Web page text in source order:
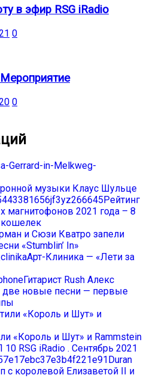
в эфир RSG iRadio
0
0
музыки Клаус Шульце
Рейтинг
магнитофонов 2021 года – 8
и Сюзи Кватро запели
«Stumblin’ In»
Арт-Клиника — «Лети за
Гитарист Rush Алекс
две новые песни — первые
«Король и Шут» и Rammstein
RSG iRadio . Сентябрь 2021
Duran
с королевой Елизаветой II и